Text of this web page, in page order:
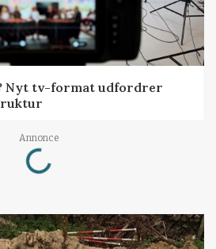
Nyt tv-format udfordrer
Annonce
Loading...